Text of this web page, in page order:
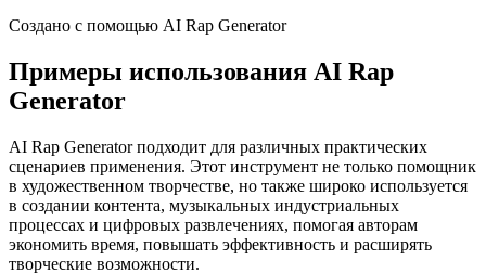
Создано с помощью AI Rap Generator
Примеры использования AI Rap
Generator
AI Rap Generator подходит для различных практических
сценариев применения. Этот инструмент не только помощник
в художественном творчестве, но также широко используется
в создании контента, музыкальных индустриальных
процессах и цифровых развлечениях, помогая авторам
экономить время, повышать эффективность и расширять
творческие возможности.